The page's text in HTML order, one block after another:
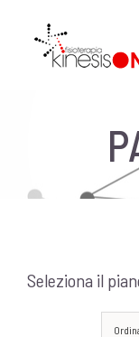
contenuto
Seleziona il